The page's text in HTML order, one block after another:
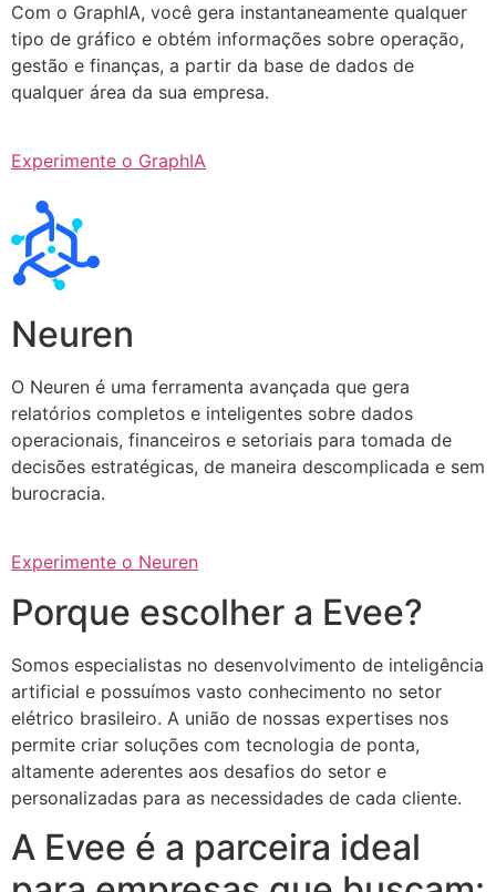
Com o GraphIA, você gera instantaneamente qualquer
tipo de gráfico e obtém informações sobre operação,
gestão e finanças, a partir da base de dados de
qualquer área da sua empresa.
Experimente o GraphIA
Neuren
O Neuren é uma ferramenta avançada que gera
relatórios completos e inteligentes sobre dados
operacionais, financeiros e setoriais para tomada de
decisões estratégicas, de maneira descomplicada e sem
burocracia.
Experimente o Neuren
Porque escolher a Evee?
Somos especialistas no desenvolvimento de inteligência
artificial e possuímos vasto conhecimento no setor
elétrico brasileiro. A união de nossas expertises nos
permite criar soluções com tecnologia de ponta,
altamente aderentes aos desafios do setor e
personalizadas para as necessidades de cada cliente.
A Evee é a parceira ideal